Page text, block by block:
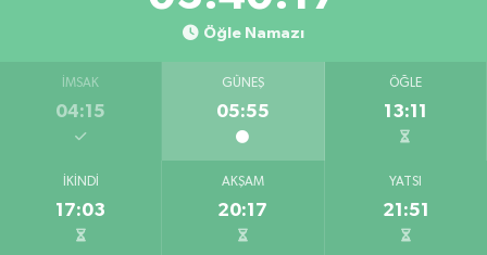
Öğle Namazı
İMSAK
04:15
GÜNEŞ
05:55
ÖĞLE
13:11
İKINDI
17:03
AKŞAM
20:17
YATSI
21:51